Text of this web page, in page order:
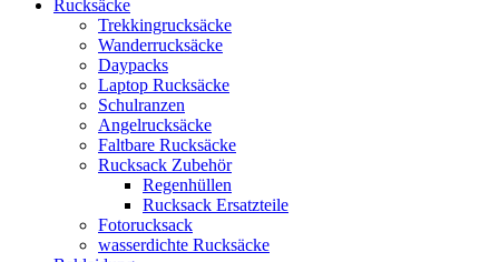
Rucksäcke
Trekkingrucksäcke
Wanderrucksäcke
Daypacks
Laptop Rucksäcke
Schulranzen
Angelrucksäcke
Faltbare Rucksäcke
Rucksack Zubehör
Regenhüllen
Rucksack Ersatzteile
Fotorucksack
wasserdichte Rucksäcke